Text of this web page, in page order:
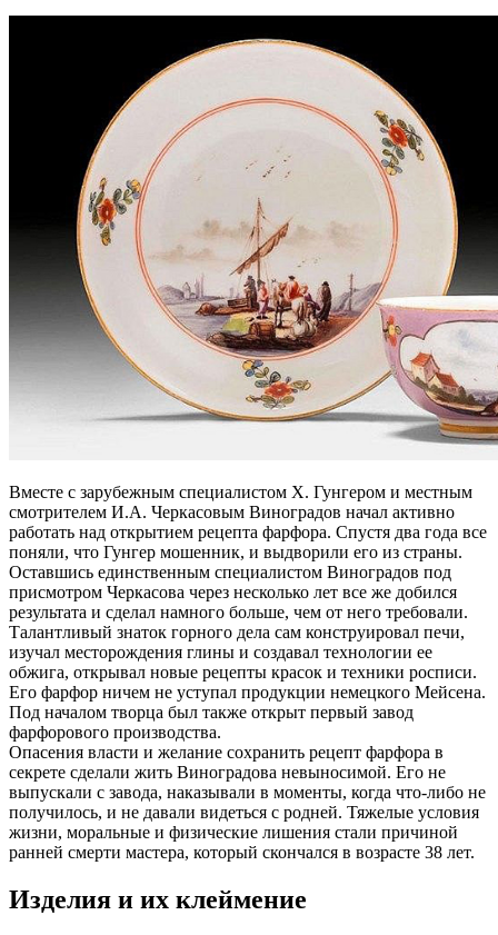
Вместе с зарубежным специалистом Х. Гунгером и местным
смотрителем И.А. Черкасовым Виноградов начал активно
работать над открытием рецепта фарфора. Спустя два года все
поняли, что Гунгер мошенник, и выдворили его из страны.
Оставшись единственным специалистом Виноградов под
присмотром Черкасова через несколько лет все же добился
результата и сделал намного больше, чем от него требовали.
Талантливый знаток горного дела сам конструировал печи,
изучал месторождения глины и создавал технологии ее
обжига, открывал новые рецепты красок и техники росписи.
Его фарфор ничем не уступал продукции немецкого Мейсена.
Под началом творца был также открыт первый завод
фарфорового производства.
Опасения власти и желание сохранить рецепт фарфора в
секрете сделали жить Виноградова невыносимой. Его не
выпускали с завода, наказывали в моменты, когда что-либо не
получилось, и не давали видеться с родней. Тяжелые условия
жизни, моральные и физические лишения стали причиной
ранней смерти мастера, который скончался в возрасте 38 лет.
Изделия и их клеймение